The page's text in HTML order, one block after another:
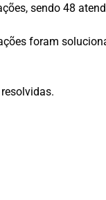
sendo 48
foram